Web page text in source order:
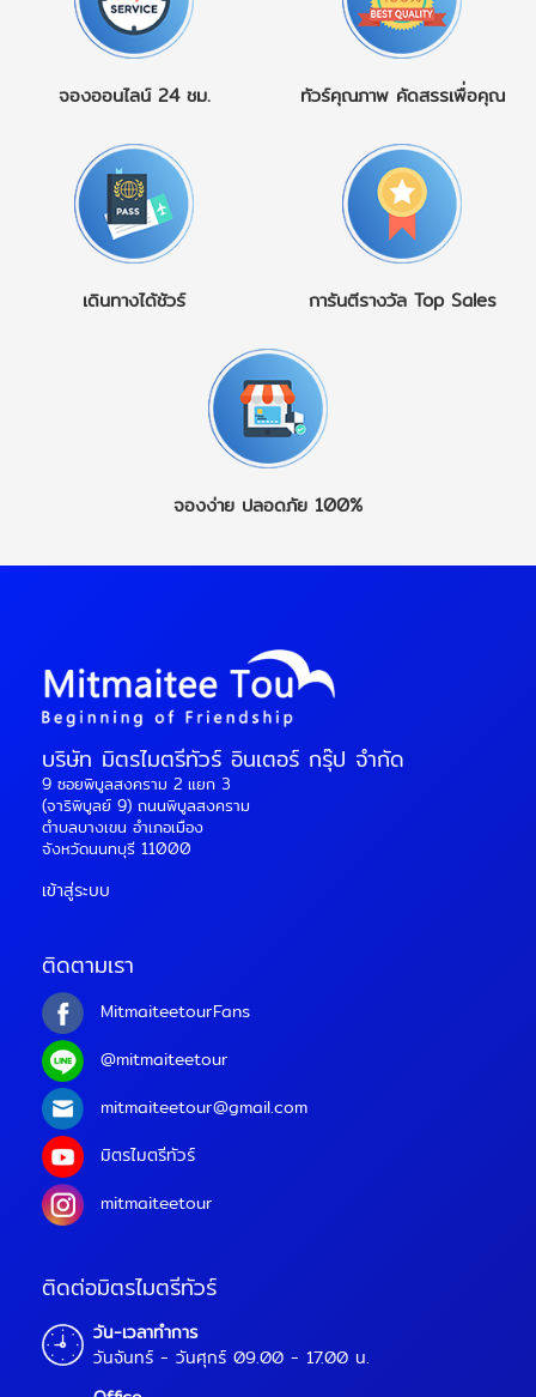
จองออนไลน์ 24 ชม. ทัวร์คุณภาพ คัดสรรเพื่อคุณ
เดินทางได้ชัวร์ การันตีรางวัล Top Sales
จองง่าย ปลอดภัย 100%
บริษัท มิตรไมตรีทัวร์ อินเตอร์ กรุ๊ป จำกัด
9 ซอยพิบูลสงคราม 2 แยก 3
(จาริพิบูลย์ 9) ถนนพิบูลสงคราม
ตำบลบางเขน อำเภอเมือง
จังหวัดนนทบุรี 11000
เข้าสู่ระบบ
ติดตามเรา
MitmaiteetourFans
@mitmaiteetour
mitmaiteetour@gmail.com
มิตรไมตรีทัวร์
mitmaiteetour
ติดต่อมิตรไมตรีทัวร์
วัน-เวลาทำการ
วันจันทร์ - วันศุกร์ 09.00 - 17.00 น.